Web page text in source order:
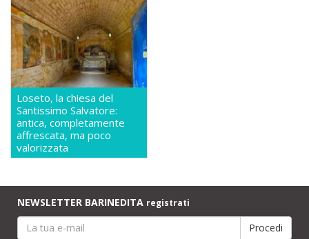
Loseto, la chiesa del
Santissimo Salvatore:
antica, completamente
affrescata, ma poco
valorizzata
NEWSLETTER BARINEDITA registrati